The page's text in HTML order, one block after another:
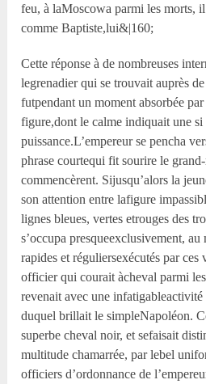
feu, à laMoscowa parmi les morts,
comme Baptiste,lui&|160;
Cette réponse à de nombreuses
legrenadier qui se trouvait auprès
futpendant un moment absorbée
figure,dont le calme indiquait une si
puissance.L’empereur se pencha
phrase courtequi fit sourire le
commencèrent. Sijusqu’alors la
son attention entre lafigure
lignes bleues, vertes etrouges des
s’occupa presqueexclusivement,
rapides et réguliersexécutés par ces
officier qui courait àcheval parmi
revenait avec une
duquel brillait le simpleNapoléon.
superbe cheval noir, et sefaisait
multitude chamarrée, par lebel
officiers d’ordonnance de